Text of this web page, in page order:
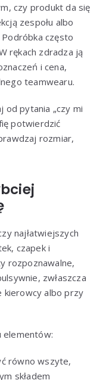
czy produkt da się
zespołu albo
często
rękach zdradza ją
i cena,
teamwearu.
od pytania „czy mi
potwierdzić
rozmiar,
najłatwiejszych
czapek i
rozpoznawalne,
zwłaszcza
kierowcy albo przy
elementów:
równo wszyte,
składem